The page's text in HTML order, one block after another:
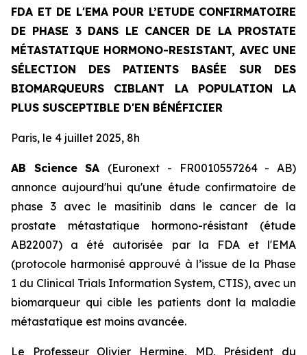
FDA ET DE L'EMA POUR L’ETUDE CONFIRMATOIRE
DE PHASE 3 DANS LE CANCER DE LA PROSTATE
MÉTASTATIQUE HORMONO-RESISTANT, AVEC UNE
SÉLECTION DES PATIENTS BASÉE SUR DES
BIOMARQUEURS CIBLANT LA POPULATION LA
PLUS SUSCEPTIBLE D'EN BÉNÉFICIER
Paris, le 4 juillet 2025, 8h
AB Science SA (Euronext - FR0010557264 - AB)
annonce aujourd'hui qu'une étude confirmatoire de
phase 3 avec le masitinib dans le cancer de la
prostate métastatique hormono-résistant (étude
AB22007) a été autorisée par la FDA et l'EMA
(protocole harmonisé approuvé à l’issue de la Phase
1 du Clinical Trials Information System, CTIS), avec un
biomarqueur qui cible les patients dont la maladie
métastatique est moins avancée.
Le Professeur Olivier Hermine, MD, Président du